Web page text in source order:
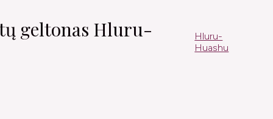
geltonas Hluru-
Hluru-
Huashu